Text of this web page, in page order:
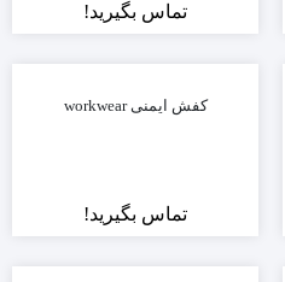
تماس بگیرید!
کفش ایمنی workwear
تماس بگیرید!